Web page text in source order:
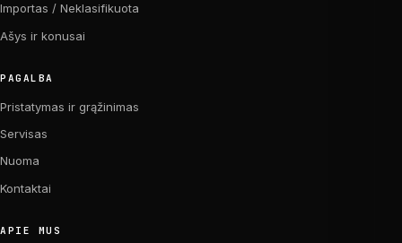
Importas / Neklasifikuota
Ašys ir konusai
PAGALBA
Pristatymas ir grąžinimas
Servisas
Nuoma
Kontaktai
APIE MUS